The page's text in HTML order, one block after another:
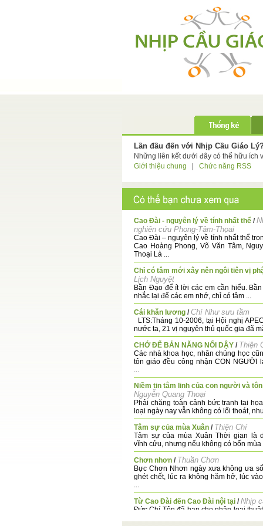
Lần đầu đến với Nhịp Cầu Giáo
Những liên kết dưới đây có thể hữu ích
Giới thiệu chung
Chức năng RSS
Cao Đài - nguyên lý về tính nhất thể /
nghiên cứu Phong-Tâm-Thọai
Cao Đài – nguyên lý về tính nhất thể
Cao Hoàng Phong, Võ Văn Tâm,
Thoại Là ...
Chỉ có tâm mới xây nên ngôi tiên vị
Lịch Nguyệt
Bần Đạo để ít lời các em cần hiểu.
nhắc lại để các em nhớ, chỉ có tâm ...
Cái khăn lương /Chí Như sưu tầm
LTS:Tháng 10-2006, tại Hội nghị
nước ta, 21 vị nguyên thủ quốc gia đã
CHỚ ĐỂ BẢN NĂNG NỔI DẬY / Thiện
Các nhà khoa học, nhân chủng học
tôn giáo đều công nhận CON NGƯỜI
...
Niềm tin tâm linh của con người và
Nguyễn Quang Thoại
Phải chăng toàn cảnh bức tranh tai
loại ngày nay vẫn không có lối thoát,
Tâm sự của mùa Xuân / Thiện Chí
Tâm sự của mùa Xuân Thời gian là
vĩnh cửu, nhưng nếu không có bốn mùa
Chơn nhơn / Thuần Chơn
Bực Chơn Nhơn ngày xưa không ưa
ghét chết, lúc ra không hăm hở, lúc
...
Từ Cao Đài đến Cao Đài nội tại /Nhịp
Đức Chí Tôn đã ban cho nhân loại